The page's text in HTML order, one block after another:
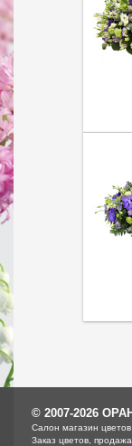
© 2007-2026
Cалон магазин
Заказ цветов,